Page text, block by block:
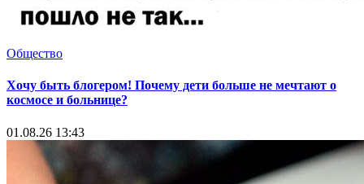
Общество
Хочу быть блогером! Почему дети больше не мечтают о
космосе и больнице?
01.08.26 13:43